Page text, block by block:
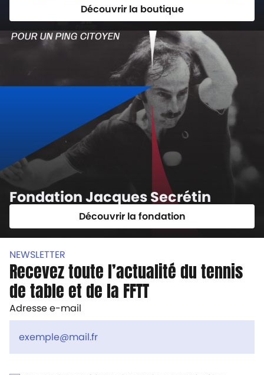
Découvrir la boutique
Fondation Jacques Secrétin
Découvrir la fondation
NEWSLETTER
Recevez toute l’actualité du tennis
de table et de la FFTT
Adresse e-mail